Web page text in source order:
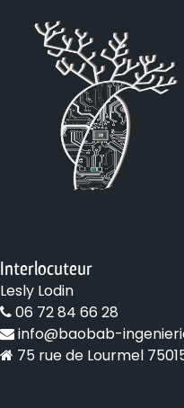
Interlocuteur
Lesly Lodin
06 72 84 66 28
info@baobab-
75 rue de Lourmel